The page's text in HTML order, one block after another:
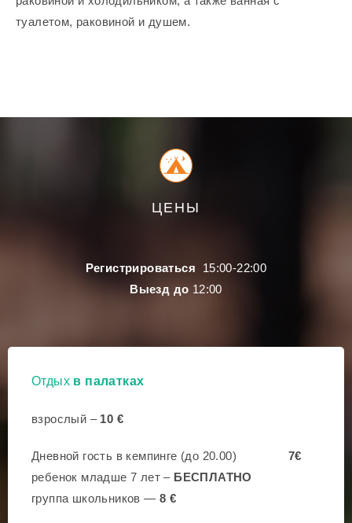
туалетом, раковиной и душем.
ЦЕНЫ
Регистрироваться 15:00-22:00
Выезд до 12:00
Отдых в палатках
взрослый – 10 €
Дневной гость в кемпинге (до 20.00) 7€
ребенок младше 7 лет – БЕСПЛАТНО
группа школьников — 8 €